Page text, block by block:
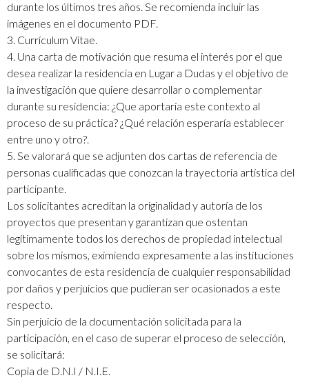
durante los últimos tres años. Se recomienda incluir las
imágenes en el documento PDF.
3. Currículum Vitae.
4. Una carta de motivación que resuma el interés por el que
desea realizar la residencia en Lugar a Dudas y el objetivo de
la investigación que quiere desarrollar o complementar
durante su residencia: ¿Que aportaría este contexto al
proceso de su práctica? ¿Qué relación esperaría establecer
entre uno y otro?.
5. Se valorará que se adjunten dos cartas de referencia de
personas cualificadas que conozcan la trayectoria artística del
participante.
Los solicitantes acreditan la originalidad y autoría de los
proyectos que presentan y garantizan que ostentan
legítimamente todos los derechos de propiedad intelectual
sobre los mismos, eximiendo expresamente a las instituciones
convocantes de esta residencia de cualquier responsabilidad
por daños y perjuicios que pudieran ser ocasionados a este
respecto.
Sin perjuicio de la documentación solicitada para la
participación, en el caso de superar el proceso de selección,
se solicitará:
Copia de D.N.I / N.I.E.